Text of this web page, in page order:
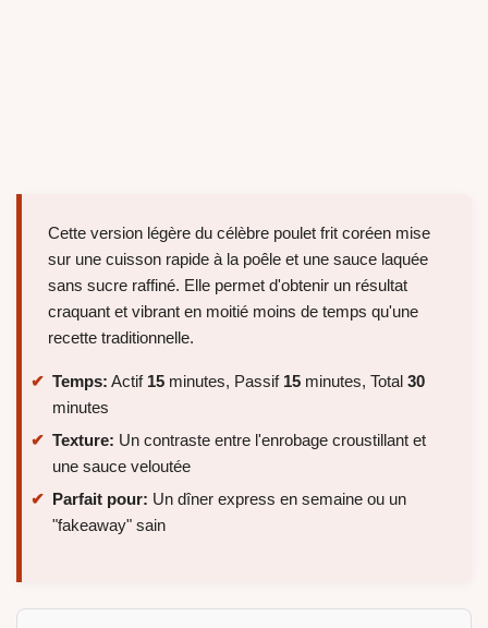
Cette version légère du célèbre poulet frit coréen mise
sur une cuisson rapide à la poêle et une sauce laquée
sans sucre raffiné. Elle permet d'obtenir un résultat
craquant et vibrant en moitié moins de temps qu'une
recette traditionnelle.
Temps: Actif 15 minutes, Passif 15 minutes, Total 30
minutes
Texture: Un contraste entre l'enrobage croustillant et
une sauce veloutée
Parfait pour: Un dîner express en semaine ou un
"fakeaway" sain